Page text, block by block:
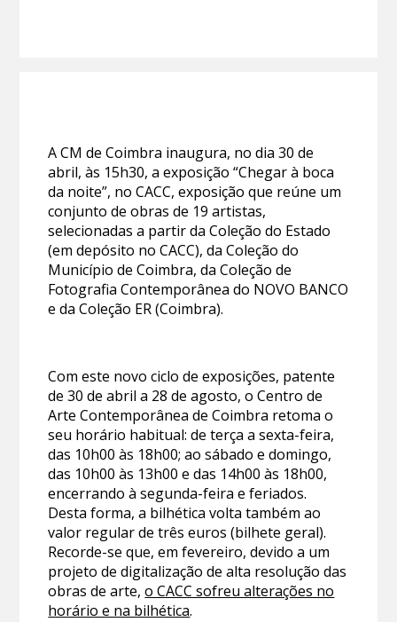
A CM de Coimbra inaugura, no dia 30 de
abril, às 15h30, a exposição “Chegar à boca
da noite”, no CACC, exposição que reúne um
conjunto de obras de 19 artistas,
selecionadas a partir da Coleção do Estado
(em depósito no CACC), da Coleção do
Município de Coimbra, da Coleção de
Fotografia Contemporânea do NOVO BANCO
e da Coleção ER (Coimbra).
Com este novo ciclo de exposições, patente
de 30 de abril a 28 de agosto, o Centro de
Arte Contemporânea de Coimbra retoma o
seu horário habitual: de terça a sexta-feira,
das 10h00 às 18h00; ao sábado e domingo,
das 10h00 às 13h00 e das 14h00 às 18h00,
encerrando à segunda-feira e feriados.
Desta forma, a bilhética volta também ao
valor regular de três euros (bilhete geral).
Recorde-se que, em fevereiro, devido a um
projeto de digitalização de alta resolução das
obras de arte,o CACC sofreu alterações no
horário e na bilhética.